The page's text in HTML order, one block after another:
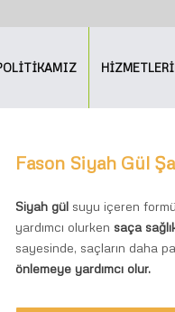
Fason Siyah Gül
Siyah gül suyu içeren
yardımcı olurken saça
sayesinde, saçların daha
önlemeye yardımcı olur.